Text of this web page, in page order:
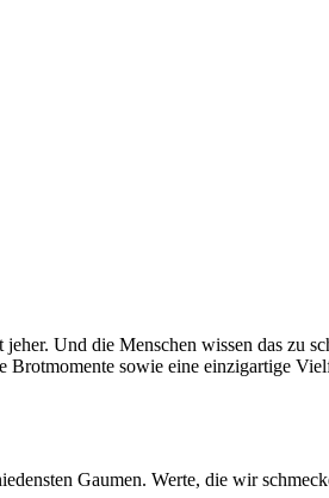
Und die Menschen wissen das zu
sowie eine einzigartige
Gaumen. Werte, die wir